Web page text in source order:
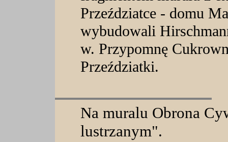
Przeździatce - domu
wybudowali
w. Przypomnę
Przeździatki.
Na muralu Obrona
lustrzanym".